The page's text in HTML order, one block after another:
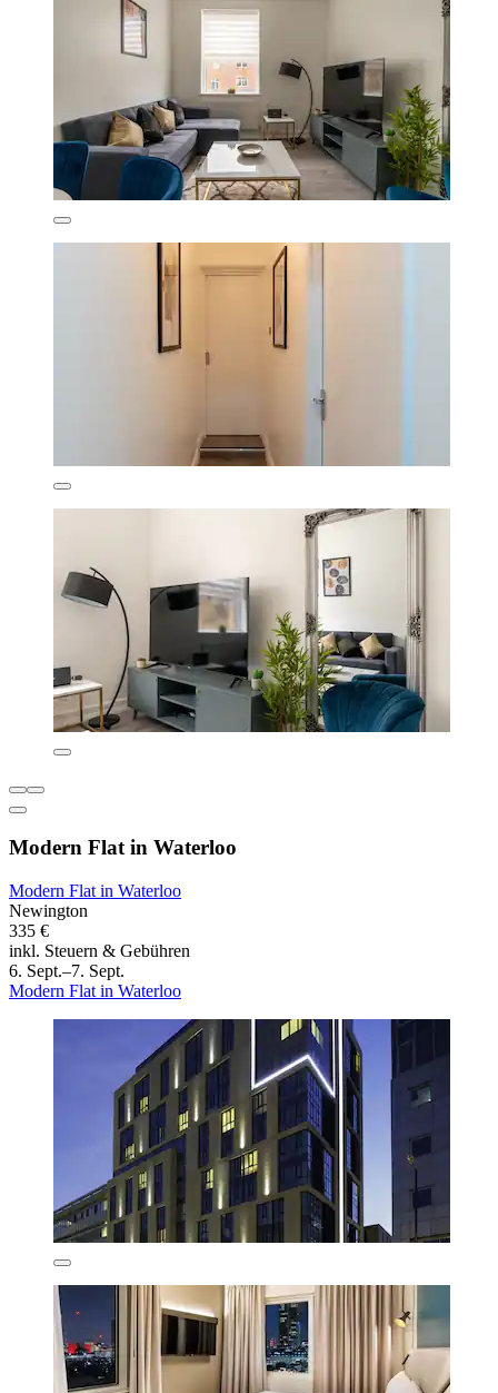
Modern Flat in Waterloo
Modern Flat in Waterloo
Newington
335 €
inkl. Steuern & Gebühren
6. Sept.–7. Sept.
Modern Flat in Waterloo